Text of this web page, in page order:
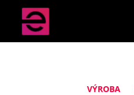
VÝROBA